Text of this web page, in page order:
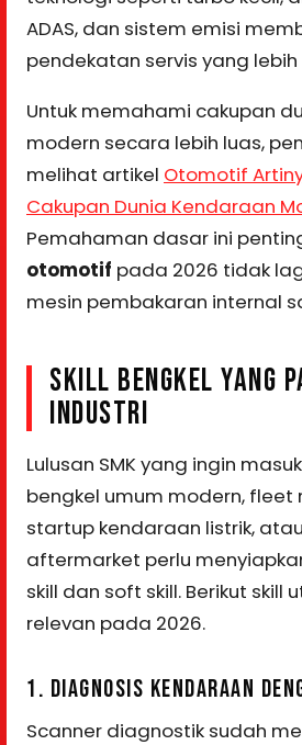
ADAS, dan sistem emisi
pendekatan servis yang lebih
Untuk memahami cakupan
modern secara lebih luas,
melihat artikel Otomotif
Cakupan Dunia Kendaraan
Pemahaman dasar ini
otomotif pada 2026 tidak
mesin pembakaran internal
SKILL BENGKEL YANG
INDUSTRI
Lulusan SMK yang ingin
bengkel umum modern, fleet
startup kendaraan listrik,
aftermarket perlu
skill dan soft skill. Berikut skill
relevan pada 2026.
1. DIAGNOSIS KENDARAAN
Scanner diagnostik sudah